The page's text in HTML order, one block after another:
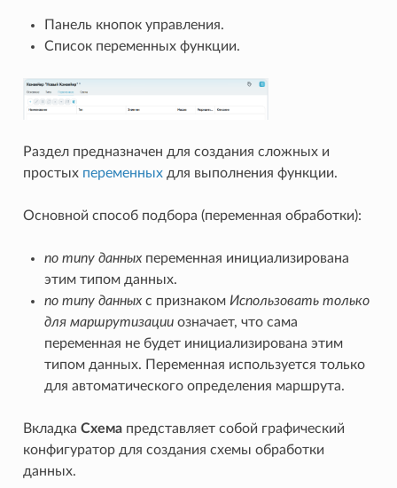
Панель кнопок управления.
Список переменных функции.
Раздел предназначен для создания сложных и
простых переменныхдля выполнения функции.
Основной способ подбора (переменная обработки):
по типу данныхпеременная инициализирована
этим типом данных.
по типу данныхс признаком Использовать только
для маршрутизацииозначает, что сама
переменная не будет инициализирована этим
типом данных. Переменная используется только
для автоматического определения маршрута.
Вкладка Схемапредставляет собой графический
конфигуратор для создания схемы обработки
данных.